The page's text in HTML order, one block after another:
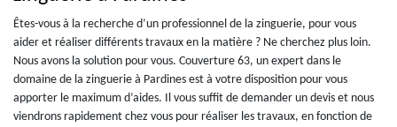
Êtes-vous à la recherche d’un professionnel de la zinguerie, pour vous
aider et réaliser différents travaux en la matière ? Ne cherchez plus loin.
Nous avons la solution pour vous. Couverture 63, un expert dans le
domaine de la zinguerie à Pardines est à votre disposition pour vous
apporter le maximum d’aides. Il vous suffit de demander un devis et nous
viendrons rapidement chez vous pour réaliser les travaux, en fonction de